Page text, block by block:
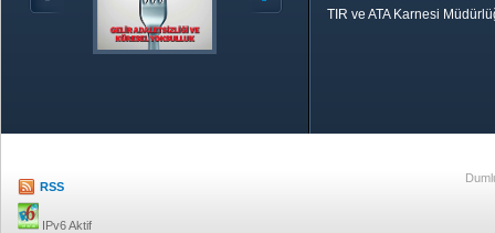
TIR ve ATA Karnesi
RSS
IPv6 Aktif